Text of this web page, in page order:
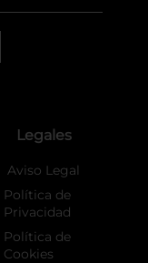
Legales
Aviso Legal
Política de
Privacidad
Política de
Cookies